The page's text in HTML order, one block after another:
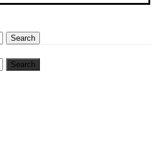
Search
Search